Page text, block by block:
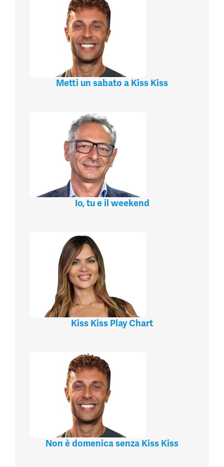
Metti un sabato a Kiss Kiss
Io, tu e il weekend
Kiss Kiss Play Chart
Non è domenica senza Kiss Kiss